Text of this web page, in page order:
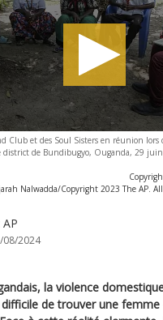
Club et des Soul Sisters en réunion
district de Bundibugyo, Ouganda, 29
Nalwadda/Copyright 2023 The AP.
08/2024
la violence
de trouver une femme